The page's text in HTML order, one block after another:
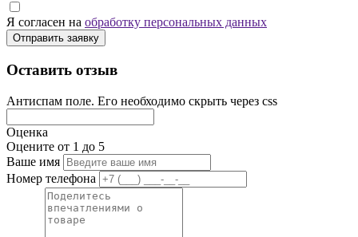
Я согласен на обработку персональных данных
Отправить заявку
Оставить отзыв
Антиспам поле. Его необходимо скрыть через css
Оценка
Оцените от 1 до 5
Ваше имя
Номер телефона